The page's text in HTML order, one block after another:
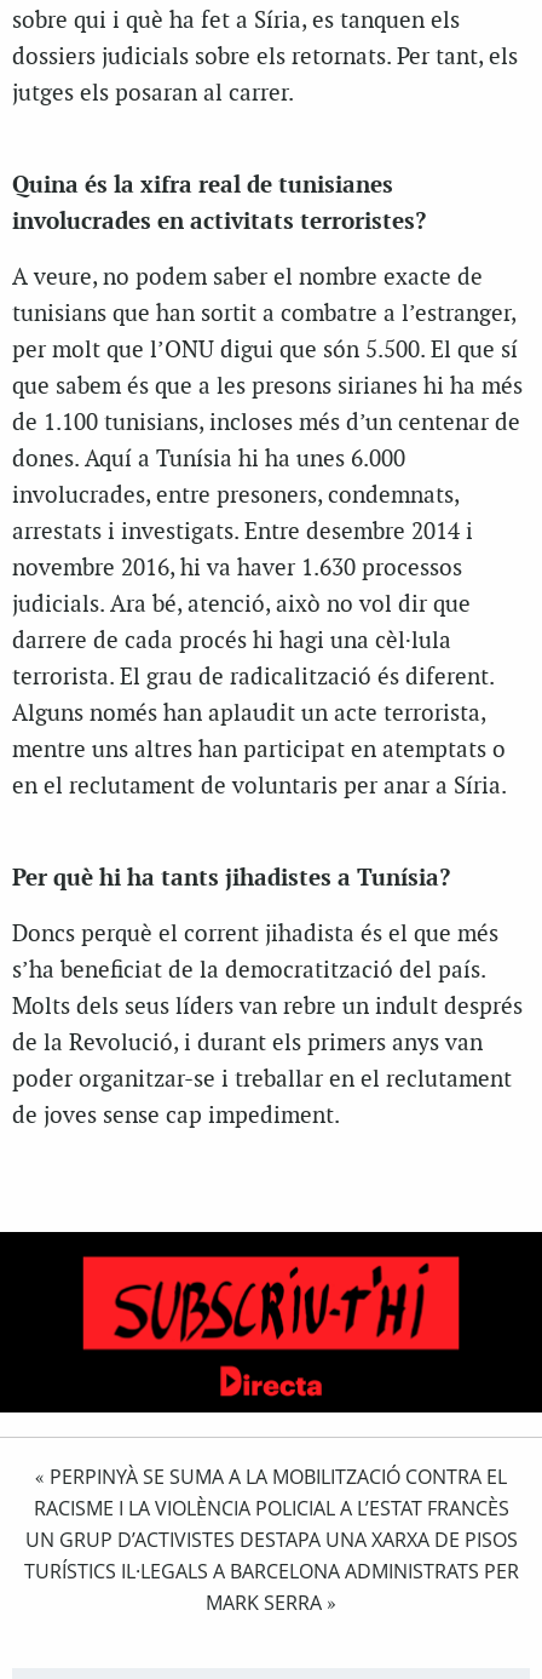
sobre qui i què ha fet a Síria, es tanquen els
dossiers judicials sobre els retornats. Per tant, els
jutges els posaran al carrer.
Quina és la xifra real de tunisianes
involucrades en activitats terroristes?
A veure, no podem saber el nombre exacte de
tunisians que han sortit a combatre a l’estranger,
per molt que l’ONU digui que són 5.500. El que sí
que sabem és que a les presons sirianes hi ha més
de 1.100 tunisians, incloses més d’un centenar de
dones. Aquí a Tunísia hi ha unes 6.000
involucrades, entre presoners, condemnats,
arrestats i investigats. Entre desembre 2014 i
novembre 2016, hi va haver 1.630 processos
judicials. Ara bé, atenció, això no vol dir que
darrere de cada procés hi hagi una cèl·lula
terrorista. El grau de radicalització és diferent.
Alguns només han aplaudit un acte terrorista,
mentre uns altres han participat en atemptats o
en el reclutament de voluntaris per anar a Síria.
Per què hi ha tants jihadistes a Tunísia?
Doncs perquè el corrent jihadista és el que més
s’ha beneficiat de la democratització del país.
Molts dels seus líders van rebre un indult després
de la Revolució, i durant els primers anys van
poder organitzar-se i treballar en el reclutament
de joves sense cap impediment.
« PERPINYÀ SE SUMA A LA MOBILITZACIÓ CONTRA EL
RACISME I LA VIOLÈNCIA POLICIAL A L’ESTAT FRANCÈS
UN GRUP D’ACTIVISTES DESTAPA UNA XARXA DE PISOS
TURÍSTICS IL·LEGALS A BARCELONA ADMINISTRATS PER
MARK SERRA »